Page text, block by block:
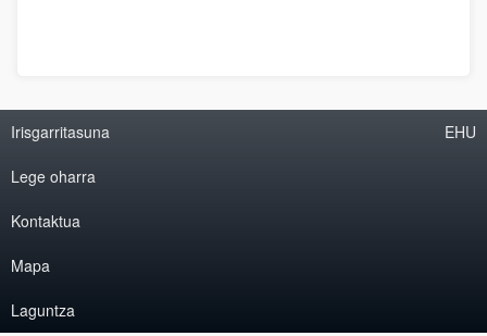
Irisgarritasuna
Lege oharra
Kontaktua
Mapa
Laguntza
EHU